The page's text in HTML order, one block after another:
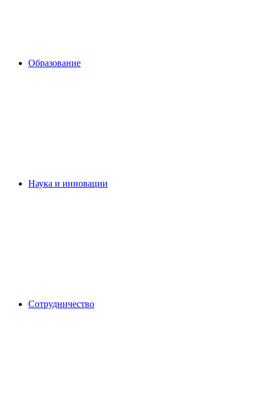
Образование
Наука и инновации
Сотрудничество